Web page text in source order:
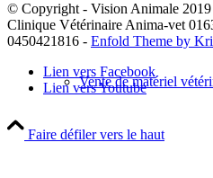
Vente de matériel
© Copyright - Vision Animale
Clinique Vétérinaire Anima-vet
0450421816 - Enfold Theme by
Lien vers Facebook
Lien vers Youtube
Faire défiler vers le haut